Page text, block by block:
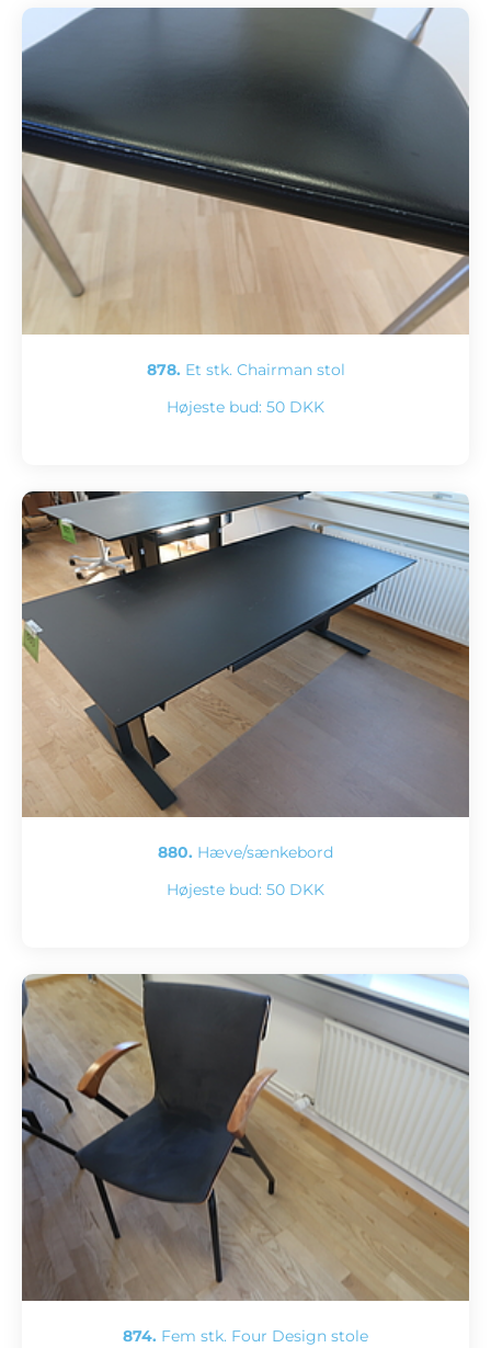
878. Et stk. Chairman stol
Højeste bud: 50 DKK
880. Hæve/sænkebord
Højeste bud: 50 DKK
874. Fem stk. Four Design stole